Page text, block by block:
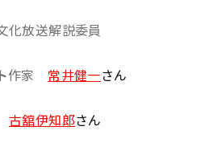
化放送解説委員
作家 常井健一さん
古舘伊知郎さん